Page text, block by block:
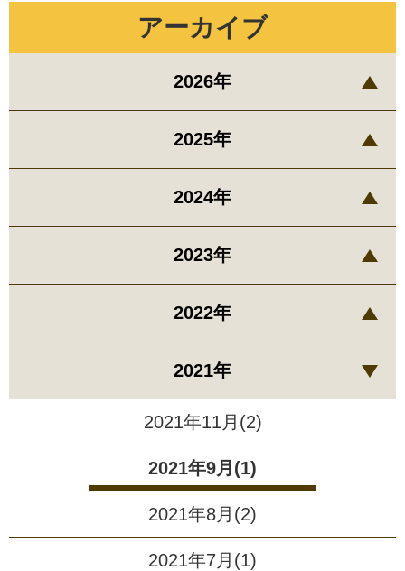
アーカイブ
2026年
2025年
2024年
2023年
2022年
2021年
2021年11月(2)
2021年9月(1)
2021年8月(2)
2021年7月(1)